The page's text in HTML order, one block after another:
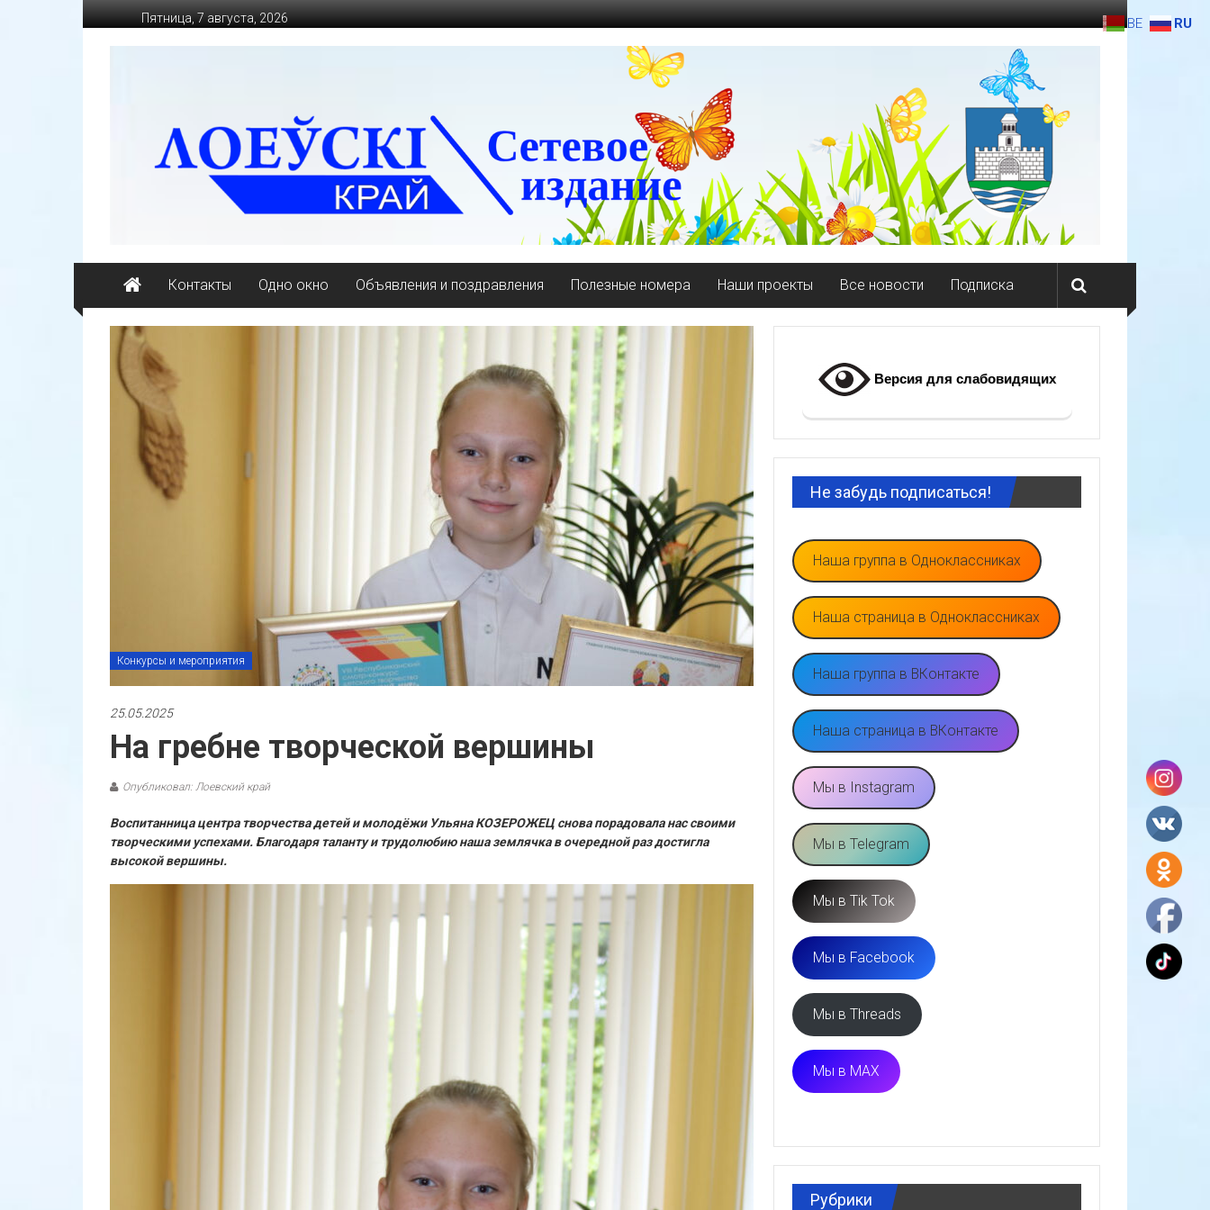
к
содержимому
Пятница, 7 августа, 2026
массово-
политическая
Контакты Одно окно Объявления и поздравления Полезные номера Наши проекты Все новости Подписка
Конкурсы и мероприятия
25.05.2025
На гребне творческой вершины
Опубликовал: Лоевский край
Воспитанница центра творчества детей и молодёжи Ульяна КОЗЕРОЖЕЦ снова порадовала нас своими
творческими успехами. Благодаря таланту и трудолюбию наша землячка в очередной раз достигла
высокой вершины.
Версия для слабовидящих
Не забудь подписаться!
Наша группа в Одноклассниках
Наша страница в Одноклассниках
Наша группа в ВКонтакте
Наша страница в ВКонтакте
Мы в Instagram
Мы в Telegram
Мы в Tik Tok
Мы в Facebook
Мы в Threads
Мы в MAX
Рубрики
BE RU